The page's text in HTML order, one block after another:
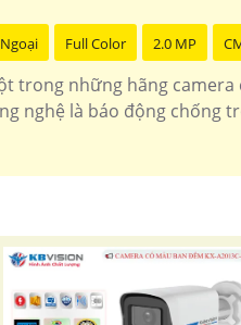
kbvision lắp camera có
Full Color 2.0 MP
trong những hãng
nghệ là báo động chống